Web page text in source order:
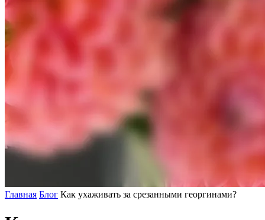
Главная Блог Как ухаживать за срезанными георгинами?